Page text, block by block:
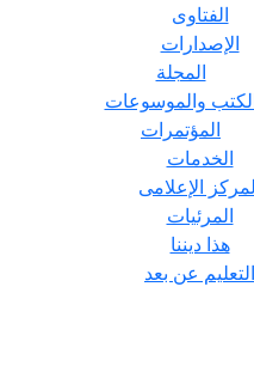
الفتاوى
الإصدارات
المجلة
والموسوعات
المؤتمرات
الخدمات
الإعلامى
المرئيات
هذا ديننا
التعليم عن بعد